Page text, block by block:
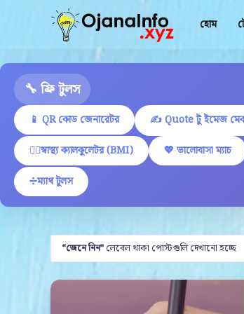
হোম
🔧 ফ্রি টুলস
📱 QR কোড জেনারেটর ✍ Quote টু ইমেজ
🏋️‍♂️স্বাস্থ্য ক্যালকুলেটর (BMI)
💖 ভালোবাসা ম্যাচ
➗ম্যাথ টুলস
জেনে নিন লেবেল থাকা পোস্টগুলি দেখানো হচ্ছে